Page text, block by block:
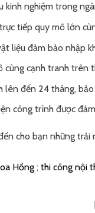
kinh nghiệm trong
tiếp quy mô lớn
liệu đảm bảo nhập
cùng cạnh tranh trên
lên đến 24 tháng,
công trình được
cho bạn những trải
Hồng ; thi công nội